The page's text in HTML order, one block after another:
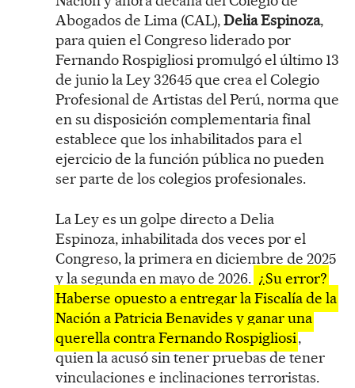
Abogados de Lima (CAL),Delia Espinoza,
para quien el Congreso liderado por
Fernando Rospigliosi promulgó el último 13
de junio la Ley 32645 que crea el Colegio
Profesional de Artistas del Perú, norma que
en su disposición complementaria final
establece que los inhabilitados para el
ejercicio de la función pública no pueden
ser parte de los colegios profesionales.
La Ley es un golpe directo a Delia
Espinoza, inhabilitada dos veces por el
Congreso, la primera en diciembre de 2025
y la segunda en mayo de 2026. ¿Su error?
Haberse opuesto a entregar la Fiscalía de la
Nación a Patricia Benavides y ganar una
querella contra Fernando Rospigliosi,
quien la acusó sin tener pruebas de tener
vinculaciones e inclinaciones terroristas.